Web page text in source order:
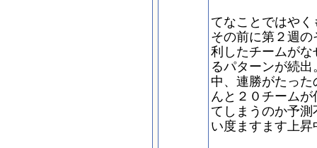
てなことではや
その前に第２週
利したチームが
るパターンが続
中、連勝がたっ
んと２０チーム
てしまうのか予
い度ますます上